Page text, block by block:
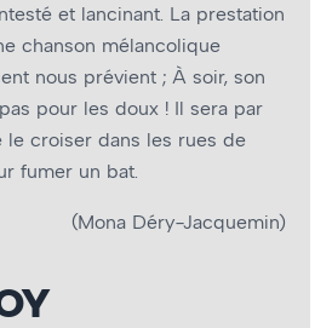
et lancinant. La prestation
chanson mélancolique
nous prévient ; À soir, son
pour les doux ! Il sera par
croiser dans les rues de
fumer un bat.
(Mona Déry-Jacquemin)